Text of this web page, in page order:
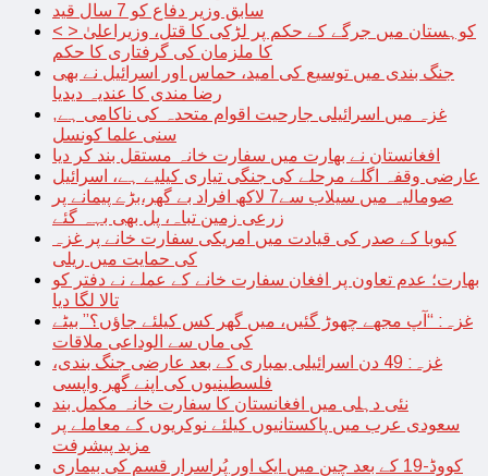
سابق وزیر دفاع کو 7 سال قید
< > کوہستان میں جرگے کے حکم پر لڑکی کا قتل، وزیراعلیٰ
کا ملزمان کی گرفتاری کا حکم
جنگ بندی میں توسیع کی امید، حماس اور اسرائیل نے بھی
رضا مندی کا عندیہ دیدیا
غزہ میں اسرائیلی جارحیت اقوام متحدہ کی ناکامی ہے,
سنی علما کونسل
افغانستان نے بھارت میں سفارت خانہ مستقل بند کر دیا
عارضی وقفہ اگلے مرحلے کی جنگی تیاری کیلیے ہے، اسرائیل
صومالیہ میں سیلاب سے7 لاکھ افراد بے گھر،بڑے پیمانے پر
زرعی زمین تباہ، پل بھی بہہ گئے
کیوبا کے صدر کی قیادت میں امریکی سفارت خانے پر غزہ
کی حمایت میں ریلی
بھارت؛ عدم تعاون پر افغان سفارت خانے کے عملے نے دفتر کو
تالا لگا دیا
غزہ: “آپ مجھے چھوڑ گئیں، میں گھر کس کیلئے جاؤں؟” بیٹے
کی ماں سے الوداعی ملاقات
غزہ: 49 دن اسرائیلی بمباری کے بعد عارضی جنگ بندی،
فلسطینیوں کی اپنے گھر واپسی
نئی دہلی میں افغانستان کا سفارت خانہ مکمل بند
سعودی عرب میں پاکستانیوں کیلئے نوکریوں کے معاملے پر
مزید پیشرفت
کووڈ-19 کے بعد چین میں ایک اور پُراسرار قسم کی بیماری